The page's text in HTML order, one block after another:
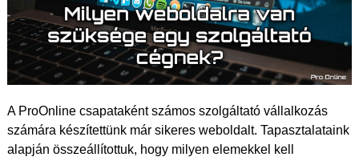
A ProOnline csapataként számos szolgáltató vállalkozás
számára készítettünk már sikeres weboldalt. Tapasztalataink
alapján összeállítottuk, hogy milyen elemekkel kell